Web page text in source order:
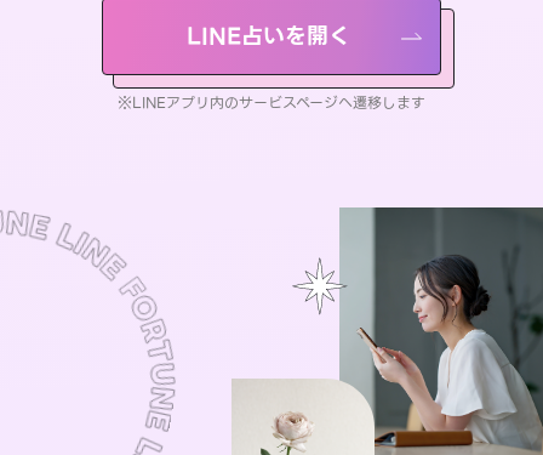
LINE占いを開く
※LINEアプリ内のサービスページへ遷移します